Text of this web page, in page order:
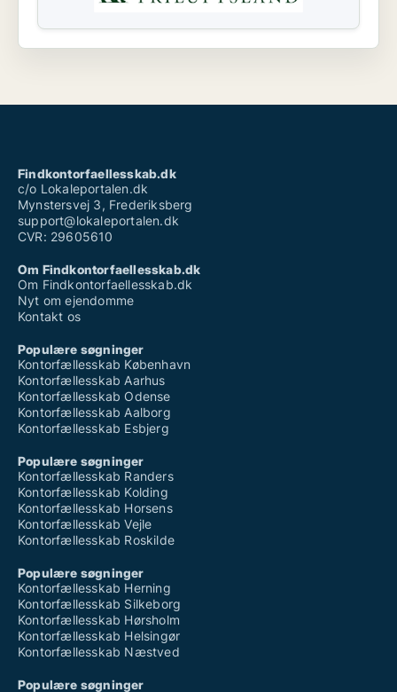
Findkontorfaellesskab.dk
c/o Lokaleportalen.dk
Mynstersvej 3, Frederiksberg
support@lokaleportalen.dk
CVR: 29605610
Om Findkontorfaellesskab.dk
Om Findkontorfaellesskab.dk
Nyt om ejendomme
Kontakt os
Populære søgninger
Kontorfællesskab København
Kontorfællesskab Aarhus
Kontorfællesskab Odense
Kontorfællesskab Aalborg
Kontorfællesskab Esbjerg
Populære søgninger
Kontorfællesskab Randers
Kontorfællesskab Kolding
Kontorfællesskab Horsens
Kontorfællesskab Vejle
Kontorfællesskab Roskilde
Populære søgninger
Kontorfællesskab Herning
Kontorfællesskab Silkeborg
Kontorfællesskab Hørsholm
Kontorfællesskab Helsingør
Kontorfællesskab Næstved
Populære søgninger